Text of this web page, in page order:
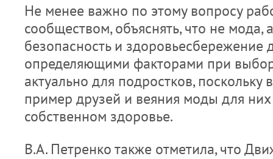
Не менее важно по этому вопросу
сообществом, объяснять, что не мода,
безопасность и здоровьесбережение
определяющими факторами при
актуально для подростков, поскольку
пример друзей и веяния моды для
собственном здоровье.
В.А. Петренко также отметила, что